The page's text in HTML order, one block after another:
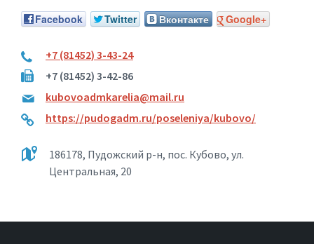
Facebook Twitter Вконтакте Google+
+7 (81452) 3-43-24
+7 (81452) 3-42-86
kubovoadmkarelia@mail.ru
https://pudogadm.ru/poseleniya/kubovo/
186178, Пудожский р-н, пос. Кубово, ул.
Центральная, 20